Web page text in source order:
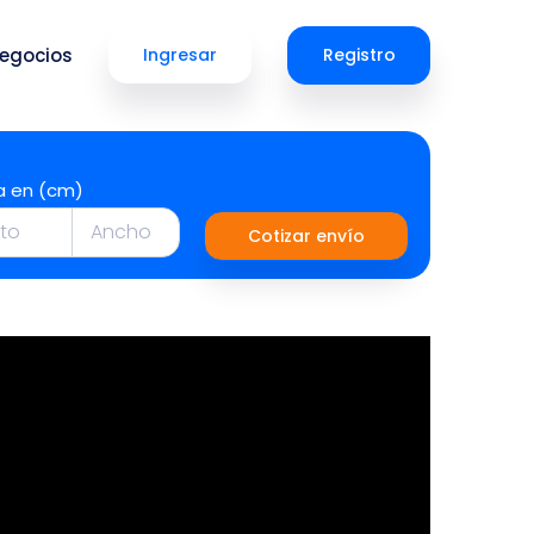
Ingresar Registro
en (cm)
Cotizar envío